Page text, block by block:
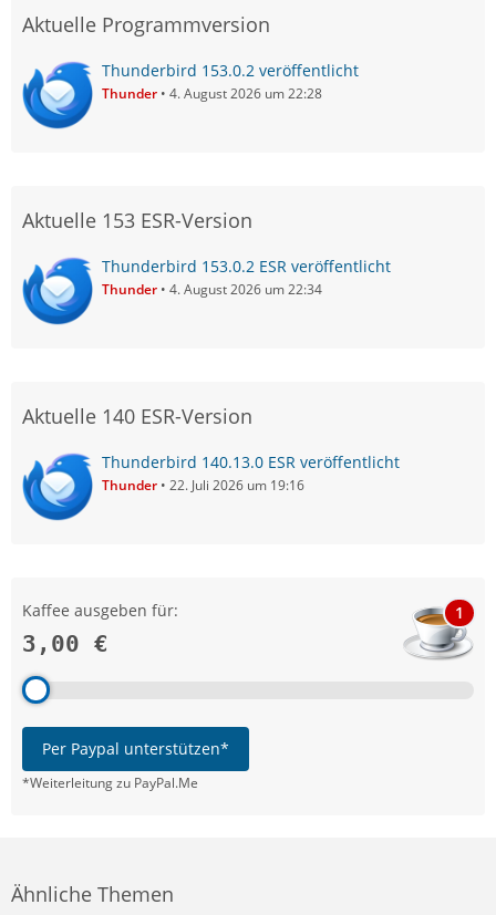
Aktuelle Programmversion
Thunderbird 153.0.2 veröffentlicht
Thunder 4. August 2026 um 22:28
Aktuelle 153 ESR-Version
Thunderbird 153.0.2 ESR veröffentlicht
Thunder 4. August 2026 um 22:34
Aktuelle 140 ESR-Version
Thunderbird 140.13.0 ESR veröffentlicht
Thunder 22. Juli 2026 um 19:16
Kaffee ausgeben für:
3,00 €
1
Per Paypal unterstützen*
*Weiterleitung zu PayPal.Me
Ähnliche Themen